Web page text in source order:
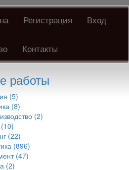
Регистрация Вход
Контакты
работы
(5)
(8)
(2)
(22)
(896)
(47)
(2)